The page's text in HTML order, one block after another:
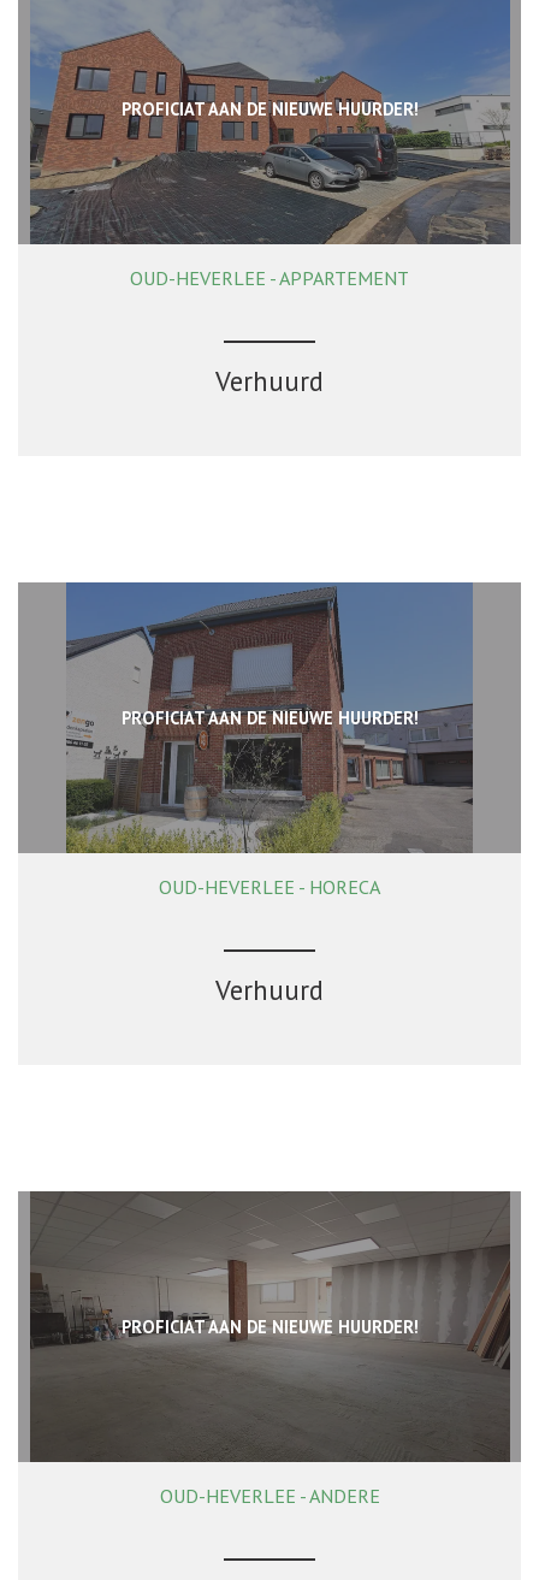
PROFICIAT AAN DE NIEUWE HUURDER!
81 m² 1 1 Ja
OUD-HEVERLEE - APPARTEMENT
Verhuurd
PROFICIAT AAN DE NIEUWE HUURDER!
108 m²
OUD-HEVERLEE - HORECA
Verhuurd
PROFICIAT AAN DE NIEUWE HUURDER!
138 m²
OUD-HEVERLEE - ANDERE